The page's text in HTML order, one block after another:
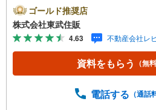
との併用不可。【営業時間
お電話でのお問い合わせがス
望の方は自社買取保証付売却
にお問い合わせください。●
閑静な住宅地●内外装リフ
ォーム（当社でも再販事業
携ハウスメーカー7社を保有
ゴールド推奨店
株式会社東武住販
4.63 不動産会社レ
資料をもらう （無
電話する （通話